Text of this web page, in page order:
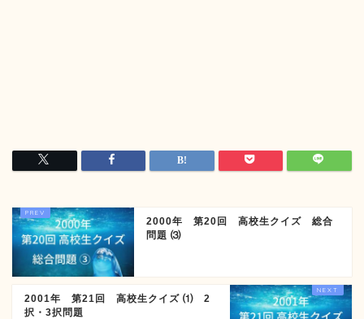
2000年 第20回 高校生クイズ 総合
問題 ⑶
2001年 第21回 高校生クイズ ⑴ 2
択・3択問題